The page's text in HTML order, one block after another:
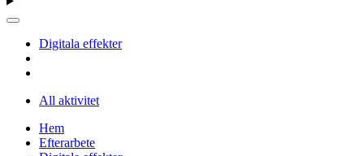
Digitala effekter
All aktivitet
Hem
Efterarbete